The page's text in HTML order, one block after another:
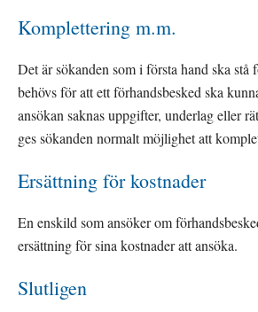
Komplettering m.m.
Det är sökanden som i första hand ska stå
behövs för att ett förhandsbesked ska
ansökan saknas uppgifter, underlag eller
ges sökanden normalt möjlighet att
Ersättning för kostnader
En enskild som ansöker om
ersättning för sina kostnader att ansöka.
Slutligen